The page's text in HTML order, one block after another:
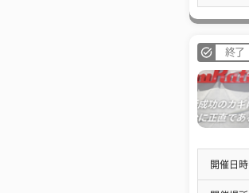
終了
開催日時